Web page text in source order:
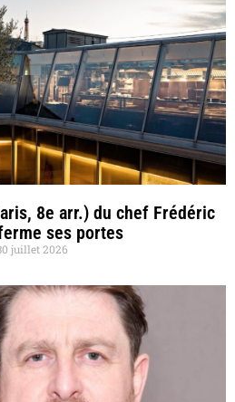
8e arr.) du chef Frédéric
ses portes
juillet 2026